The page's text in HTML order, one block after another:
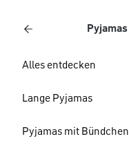
Pyjamas
Alles entdecken
Lange Pyjamas
Pyjamas mit Bündchen